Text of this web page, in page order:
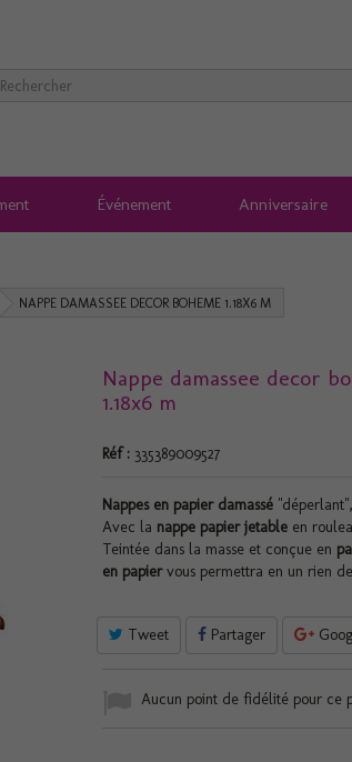
Événement Anniversaire
NAPPE DAMASSEE DECOR BOHEME 1.18X6 M
Nappe damassee decor
1.18x6 m
Réf : 335389009527
Nappes en papier damassé"déperlant",
Avec la nappe papier jetableen
Teintée dans la masse et conçue en
en papiervous permettra en un rien
Tweet Partager
Aucun point de fidélité pour ce